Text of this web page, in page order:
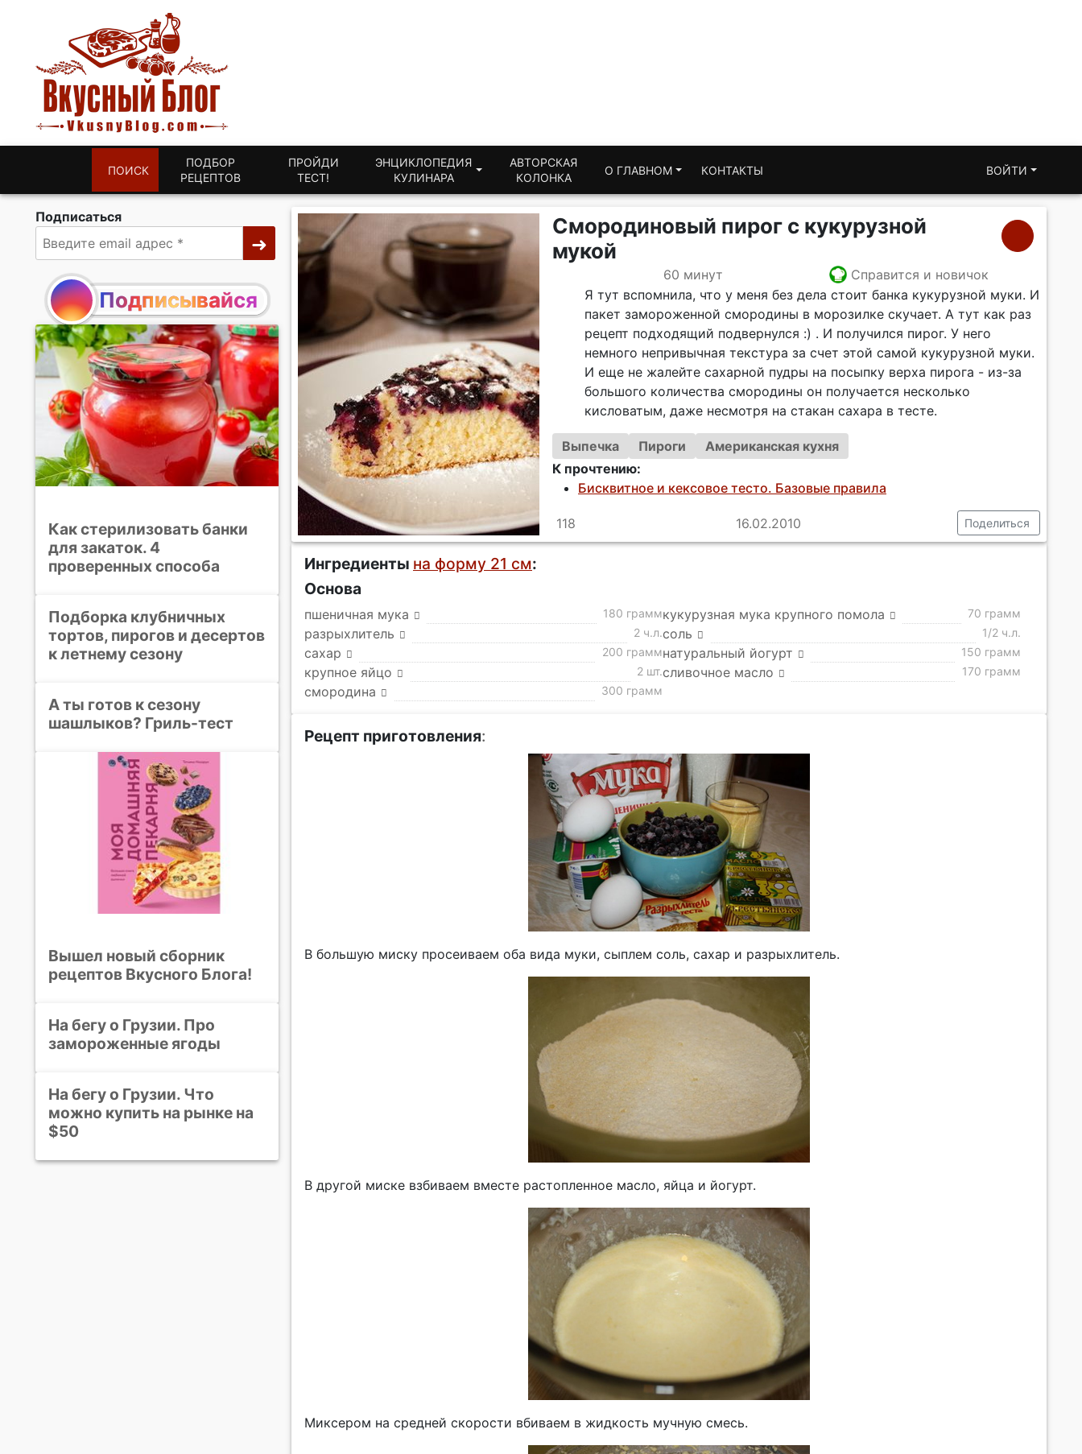
ПОИСК
ПОДБОР
РЕЦЕПТОВ
ПРОЙДИ
ТЕСТ!
ЭНЦИКЛОПЕДИЯ
КУЛИНАРА
АВТОРСКАЯ
КОЛОНКА
О ГЛАВНОМ КОНТАКТЫ ВОЙТИ
Смородиновый пирог с кукурузной
мукой
60 минут
Справится и новичок
Я тут вспомнила, что у меня без дела стоит банка кукурузной муки. И
пакет замороженной смородины в морозилке скучает. А тут как раз
рецепт подходящий подвернулся :) . И получился пирог. У него
немного непривычная текстура за счет этой самой кукурузной муки.
И еще не жалейте сахарной пудры на посыпку верха пирога - из-за
большого количества смородины он получается несколько
кисловатым, даже несмотря на стакан сахара в тесте.
Выпечка Пироги
Американская кухня
К прочтению:
Бисквитное и кексовое тесто. Базовые правила
118 16.02.2010 Поделиться
Ингредиенты на форму 21 см:
Основа
пшеничная мука 180 граммкукурузная мука крупного помола 70 грамм
разрыхлитель 2 ч.л.соль 1/2 ч.л.
сахар 200 граммнатуральный йогурт 150 грамм
крупное яйцо 2 шт.сливочное масло 170 грамм
смородина 300 грамм
Рецепт приготовления:
В большую миску просеиваем оба вида муки, сыплем соль, сахар и разрыхлитель.
В другой миске взбиваем вместе растопленное масло, яйца и йогурт.
Миксером на средней скорости вбиваем в жидкость мучную смесь.
Подписаться
Подписывайся
Как стерилизовать банки
для закаток. 4
проверенных способа
Подборка клубничных
тортов, пирогов и десертов
к летнему сезону
А ты готов к сезону
шашлыков? Гриль-тест
Вышел новый сборник
рецептов Вкусного Блога!
На бегу о Грузии. Про
замороженные ягоды
На бегу о Грузии. Что
можно купить на рынке на
$50